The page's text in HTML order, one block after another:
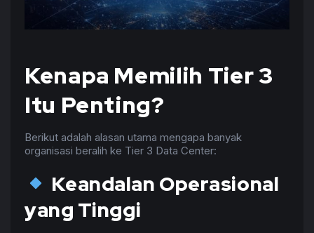
Kenapa Memilih Tier 3
Itu Penting?
Berikut adalah alasan utama mengapa banyak
organisasi beralih ke Tier 3 Data Center:
Keandalan Operasional
yang Tinggi